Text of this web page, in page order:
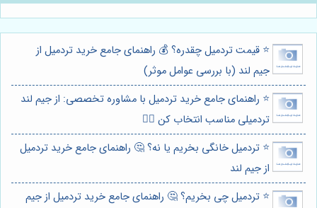
⭐️ قیمت تردمیل چقدره؟ 💰 راهنمای جامع خرید تردمیل از
جیم لند (با بررسی عوامل موثر)
⭐️ راهنمای جامع خرید تردمیل با مشاوره تخصصی: از جیم لند
تردمیلی مناسب انتخاب کن 🏃‍♀️
⭐️ تردمیل خانگی بخریم یا نه؟ 🤔 راهنمای جامع خرید تردمیل
از جیم لند
⭐️ تردمیل چی بخریم؟ 🤔 راهنمای جامع خرید تردمیل از جیم